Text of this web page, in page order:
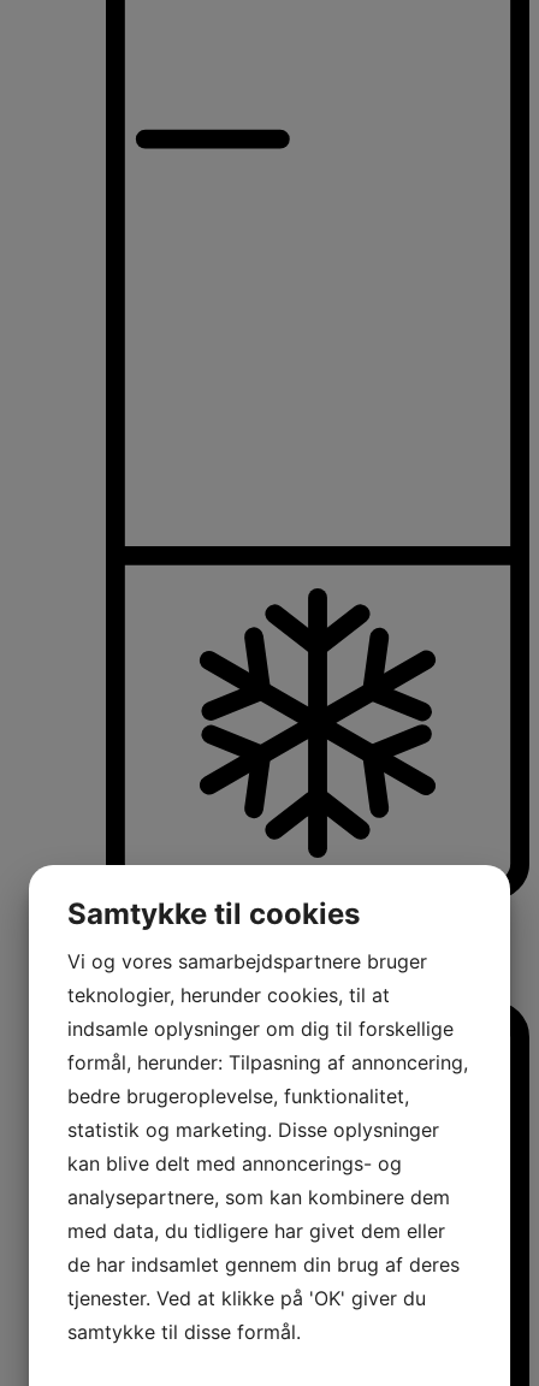
Køle-/fryseskabe
Integrerbare køle-/fryseskabe
Køleskabe med fryseboks
Amerikanerkøleskabe
Samtykke til cookies
Vi og vores samarbejdspartnere bruger
teknologier, herunder cookies, til at
indsamle oplysninger om dig til forskellige
formål, herunder: Tilpasning af annoncering,
bedre brugeroplevelse, funktionalitet,
statistik og marketing. Disse oplysninger
kan blive delt med annoncerings- og
analysepartnere, som kan kombinere dem
med data, du tidligere har givet dem eller
de har indsamlet gennem din brug af deres
tjenester. Ved at klikke på 'OK' giver du
samtykke til disse formål.